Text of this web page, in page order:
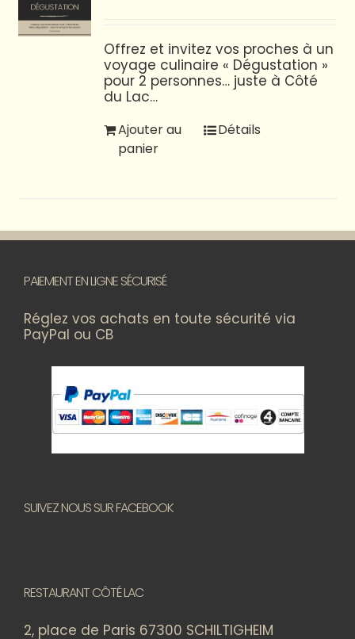
Offrez et invitez vos proches à un
voyage culinaire « Dégustation »
pour 2 personnes… juste à Côté
du Lac…
Ajouter au
panier
Détails
PAIEMENT EN LIGNE SÉCURISÉ
Réglez vos achats en toute sécurité via
PayPal ou CB
SUIVEZ NOUS SUR FACEBOOK
RESTAURANT CÔTÉ LAC
2, place de Paris 67300 SCHILTIGHEIM